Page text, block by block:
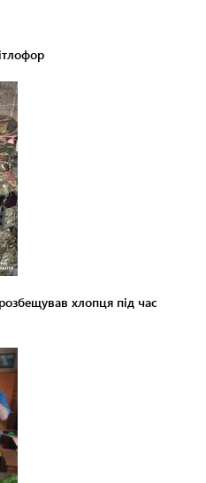
хлопця під час